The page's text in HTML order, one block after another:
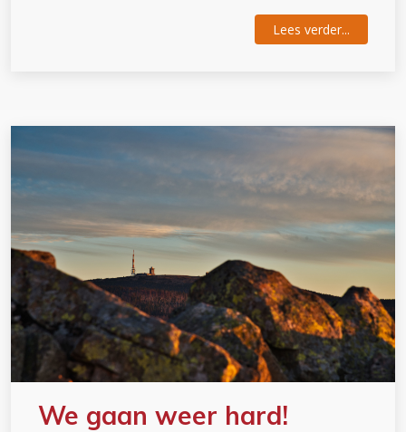
Lees verder...
We gaan weer hard!